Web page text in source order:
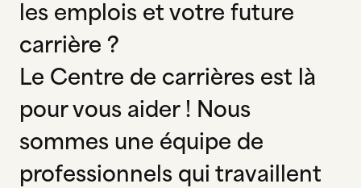
les emplois et votre future
carrière ?
Le Centre de carrières est là
pour vous aider ! Nous
sommes une équipe de
professionnels qui travaillent